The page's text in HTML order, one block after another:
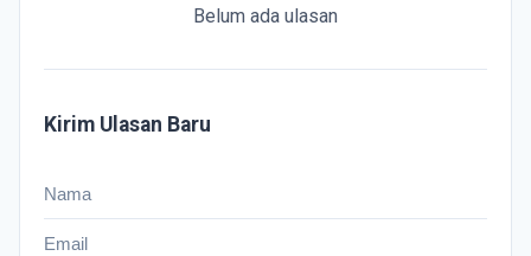
Belum ada ulasan
Kirim Ulasan Baru